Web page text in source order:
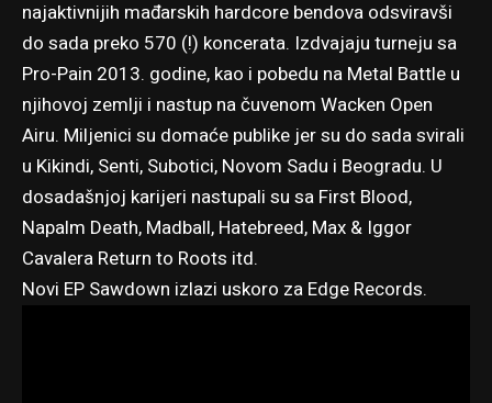
najaktivnijih mađarskih hardcore bendova odsviravši
do sada preko 570 (!) koncerata. Izdvajaju turneju sa
Pro-Pain 2013. godine, kao i pobedu na Metal Battle u
njihovoj zemlji i nastup na čuvenom Wacken Open
Airu. Miljenici su domaće publike jer su do sada svirali
u Kikindi, Senti, Subotici, Novom Sadu i Beogradu. U
dosadašnjoj karijeri nastupali su sa First Blood,
Napalm Death, Madball, Hatebreed, Max & Iggor
Cavalera Return to Roots itd.
Novi EP Sawdown izlazi uskoro za Edge Records.